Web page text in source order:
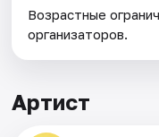
Возрастные
организаторов.
Артист